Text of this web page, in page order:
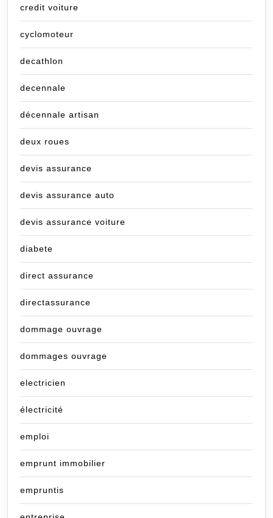
credit voiture
cyclomoteur
decathlon
decennale
décennale artisan
deux roues
devis assurance
devis assurance auto
devis assurance voiture
diabete
direct assurance
directassurance
dommage ouvrage
dommages ouvrage
electricien
électricité
emploi
emprunt immobilier
empruntis